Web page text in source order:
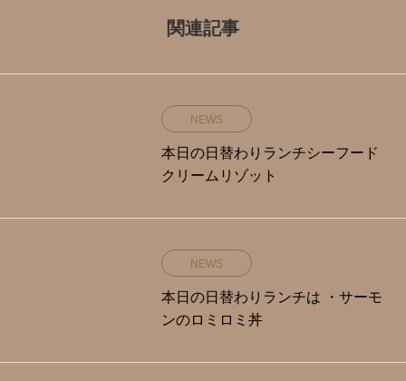
関連記事
NEWS
本日の日替わりランチシーフード
クリームリゾット
NEWS
本日の日替わりランチは ・サーモ
ンのロミロミ丼